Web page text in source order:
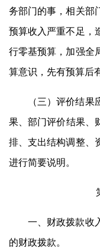
务部门的事，相关部
预算收入严重不足，
行零基预算，加强全
算意识，先有预算后
（三）评价结
果、部门评价结果、
排、支出结构调整、
进行简要说明。
一、财政拨款收
的财政拨款。